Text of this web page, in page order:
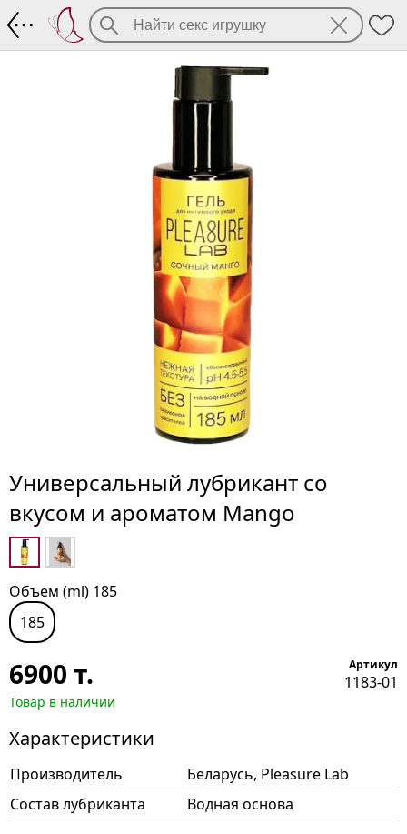
Универсальный лубрикант со
вкусом и ароматом Mango
Объем (ml) 185
185
6900 т.
Товар в наличии
Артикул
1183-01
Характеристики
Производитель
Беларусь, Pleasure Lab
Состав лубриканта
Водная основа
Универсальный лубрикант со вкусом